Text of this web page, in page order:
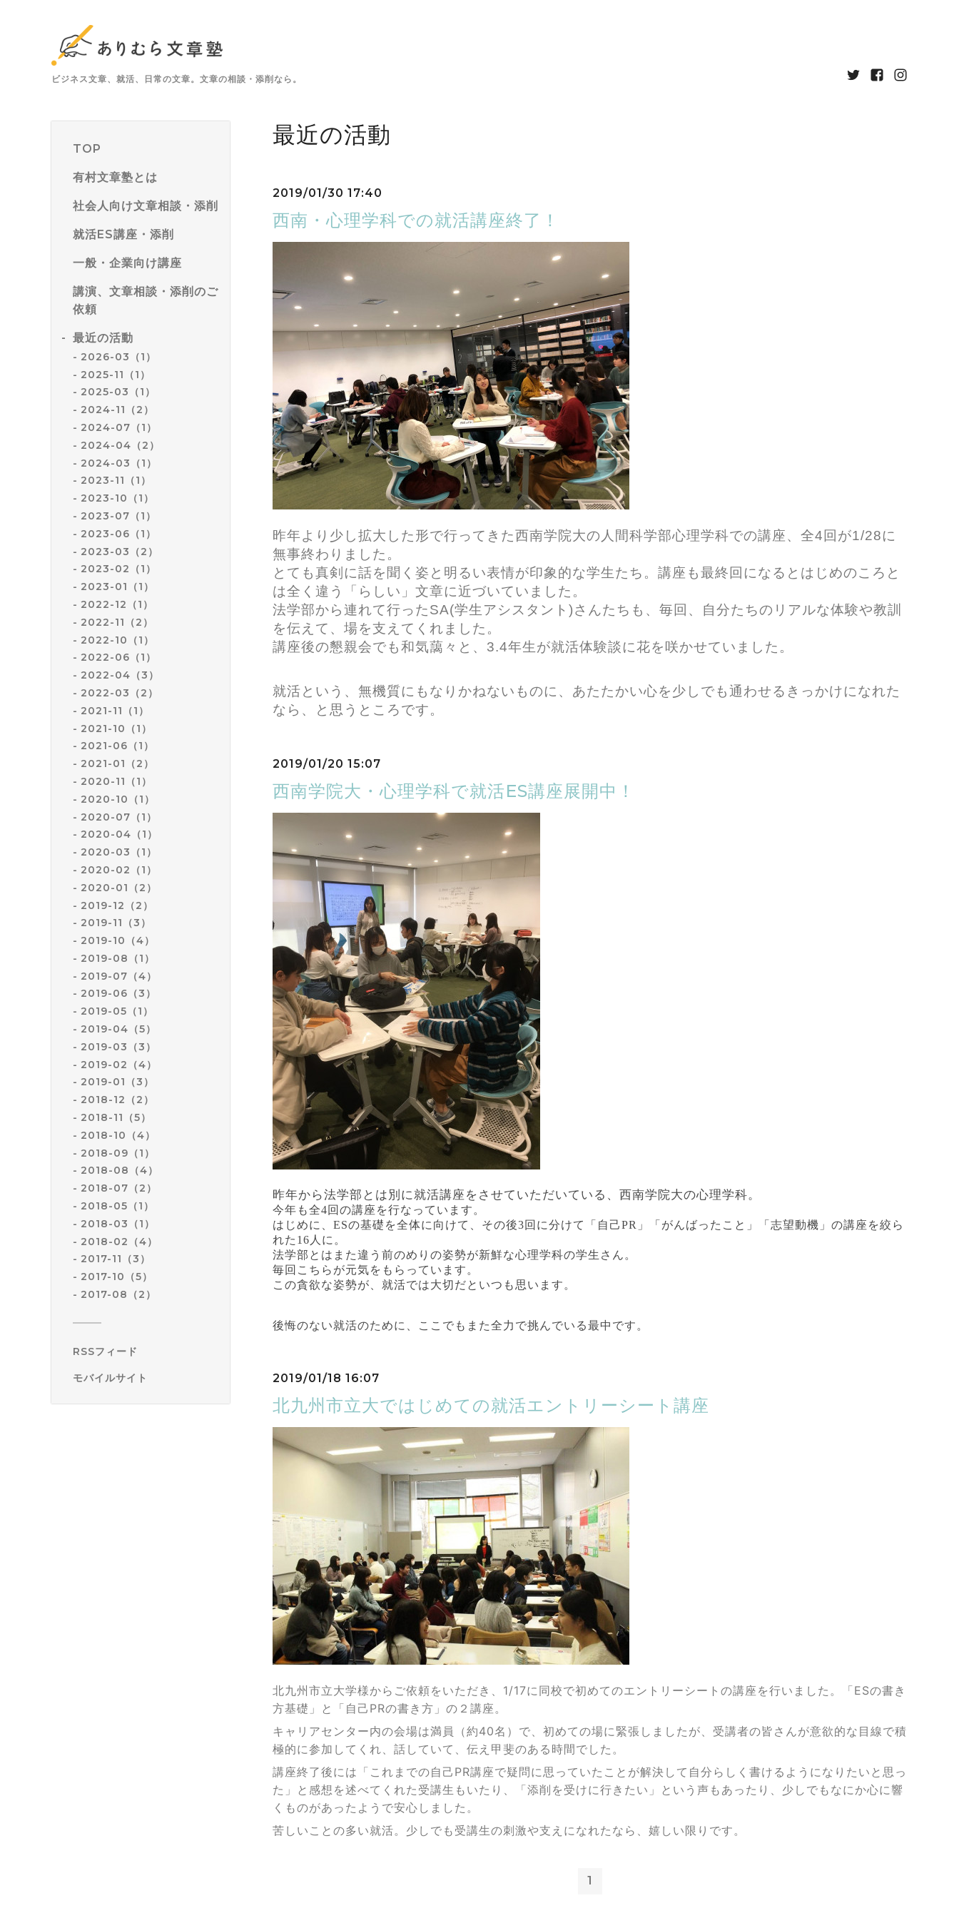
ビジネス文章、就活、日常の文章。文章の相談・添削なら。
TOP
有村文章塾とは
社会人向け文章相談・添削
就活ES講座・添削
一般・企業向け講座
講演、文章相談・添削のご
依頼
最近の活動
2026-03（1）
2025-11（1）
2025-03（1）
2024-11（2）
2024-07（1）
2024-04（2）
2024-03（1）
2023-11（1）
2023-10（1）
2023-07（1）
2023-06（1）
2023-03（2）
2023-02（1）
2023-01（1）
2022-12（1）
2022-11（2）
2022-10（1）
2022-06（1）
2022-04（3）
2022-03（2）
2021-11（1）
2021-10（1）
2021-06（1）
2021-01（2）
2020-11（1）
2020-10（1）
2020-07（1）
2020-04（1）
2020-03（1）
2020-02（1）
2020-01（2）
2019-12（2）
2019-11（3）
2019-10（4）
2019-08（1）
2019-07（4）
2019-06（3）
2019-05（1）
2019-04（5）
2019-03（3）
2019-02（4）
2019-01（3）
2018-12（2）
2018-11（5）
2018-10（4）
2018-09（1）
2018-08（4）
2018-07（2）
2018-05（1）
2018-03（1）
2018-02（4）
2017-11（3）
2017-10（5）
2017-08（2）
RSSフィード
モバイルサイト
最近の活動
2019/01/30 17:40
西南・心理学科での就活講座終了！
昨年より少し拡大した形で行ってきた西南学院大の人間科学部心理学科での講座、全4回が1/28に
無事終わりました。
とても真剣に話を聞く姿と明るい表情が印象的な学生たち。講座も最終回になるとはじめのころと
は全く違う「らしい」文章に近づいていました。
法学部から連れて行ったSA(学生アシスタント)さんたちも、毎回、自分たちのリアルな体験や教訓
を伝えて、場を支えてくれました。
講座後の懇親会でも和気藹々と、3.4年生が就活体験談に花を咲かせていました。
就活という、無機質にもなりかねないものに、あたたかい心を少しでも通わせるきっかけになれた
なら、と思うところです。
2019/01/20 15:07
西南学院大・心理学科で就活ES講座展開中！
昨年から法学部とは別に就活講座をさせていただいている、西南学院大の心理学科。
今年も全4回の講座を行なっています。
はじめに、 ESの基礎を全体に向けて、その後3回に分けて「自己PR 」「がんばったこと」「志望動機」の講座を絞ら
れた 16 人に。
法学部とはまた違う前のめりの姿勢が新鮮な心理学科の学生さん。
毎回こちらが元気をもらっています。
この貪欲な姿勢が、就活では大切だといつも思います。
後悔のない就活のために、ここでもまた全力で挑んでいる最中です。
2019/01/18 16:07
北九州市立大ではじめての就活エントリーシート講座
北九州市立大学様からご依頼をいただき、1/17に同校で初めてのエントリーシートの講座を行いました。「ESの書き
方基礎」と「自己PRの書き方」の２講座。
キャリアセンター内の会場は満員（約40名）で、初めての場に緊張しましたが、受講者の皆さんが意欲的な目線で積
極的に参加してくれ、話していて、伝え甲斐のある時間でした。
講座終了後には「これまでの自己PR講座で疑問に思っていたことが解決して自分らしく書けるようになりたいと思っ
た」と感想を述べてくれた受講生もいたり、「添削を受けに行きたい」という声もあったり、少しでもなにか心に響
くものがあったようで安心しました。
苦しいことの多い就活。少しでも受講生の刺激や支えになれたなら、嬉しい限りです。
1